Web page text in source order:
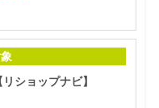
ショップナビ】